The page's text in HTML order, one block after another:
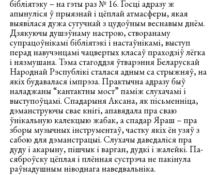
бібліятэку – на гэты раз № 16. Госці адразу ж
апынуліся ў прыязнай і цёплай атмасферы, якая
выявілася дужа сугучнай з цудоўным веснавым днём.
Дзякуючы душэўнаму настрою, створанаму
супрацоўнікамі бібліятэкі і настаўнікамі, выступ
перад навучэнцамі чацвертых класаў праходзіў лёгка
і нязмушана. Тэма стагоддзя ўтварэння Беларускай
Народнай Рэспублікі сталася адным са стрыжняў, на
якіх будавалася імпрэза. Практычна адразу быў
наладжаны “кантактны мост” паміж слухачамі і
выступоўцамі. Спадарыня Аксана, як пісьменніца,
дэманструючы свае кнігі, апавядала пра сваю
ўнікальную калекцыю жабак, а спадар Яраш – пра
зборы музычных інструментаў, частку якіх ён узяў з
сабою для дэманстрацыі. Слухачы даведаліся пра
дуду і акарыну, пішчык і варган, дудкі і жалейкі. Па-
сяброўску цёплая і плённая сустрэча не пакінула
раўнадушным ніводнага наведвальніка.